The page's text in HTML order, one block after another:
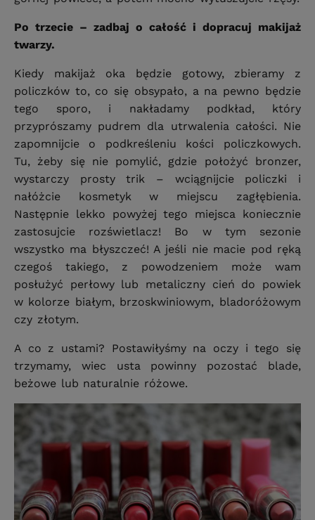
Po trzecie – zadbaj o całość i dopracuj makijaż
twarzy.
Kiedy makijaż oka będzie gotowy, zbieramy z
policzków to, co się obsypało, a na pewno będzie
tego sporo, i nakładamy podkład, który
przyprószamy pudrem dla utrwalenia całości. Nie
zapomnijcie o podkreśleniu kości policzkowych.
Tu, żeby się nie pomylić, gdzie położyć bronzer,
wystarczy prosty trik – wciągnijcie policzki i
nałóżcie kosmetyk w miejscu zagłębienia.
Następnie lekko powyżej tego miejsca koniecznie
zastosujcie rozświetlacz! Bo w tym sezonie
wszystko ma błyszczeć! A jeśli nie macie pod ręką
czegoś takiego, z powodzeniem może wam
posłużyć perłowy lub metaliczny cień do powiek
w kolorze białym, brzoskwiniowym, bladoróżowym
czy złotym.
A co z ustami? Postawiłyśmy na oczy i tego się
trzymamy, wiec usta powinny pozostać blade,
beżowe lub naturalnie różowe.